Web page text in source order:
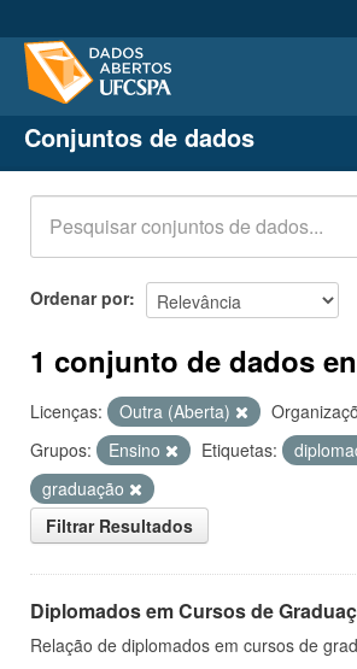
Conjuntos de dados
Organizações
Grupos
Sobre
Conjuntos de dados
Ordenar por
1 conjunto de dados
Licenças: Outra (Aberta)
Grupos:
Ensino Etiquetas:
graduação
Filtrar Resultados
Diplomados em Cursos de
Relação de diplomados em cursos de